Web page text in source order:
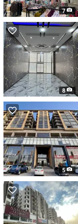
7
8
5